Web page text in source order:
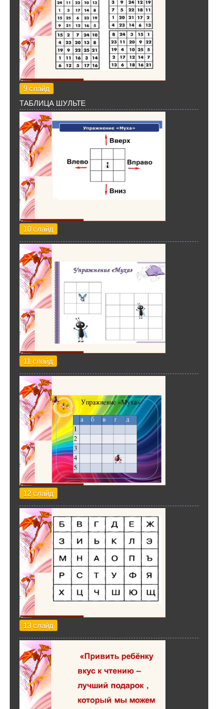
9 слайд
ТАБЛИЦА ШУЛЬТЕ
10 слайд
11 слайд
12 слайд
13 слайд